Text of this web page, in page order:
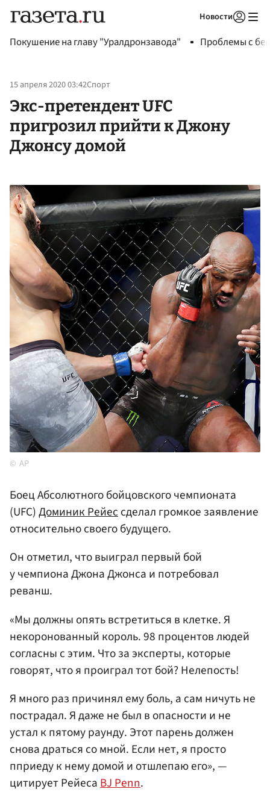
Новости
Покушение на главу "Уралдронзавода" Проблемы с
15 апреля 2020 03:42Спорт
Экс-претендент UFC
пригрозил прийти к Джону
Джонсу домой
AP
Боец Абсолютного бойцовского чемпионата
(UFC)Доминик Рейессделал громкое заявление
относительно своего будущего.
Он отметил, что выиграл первый бой
у чемпиона Джона Джонса и потребовал
реванш.
«Мы должны опять встретиться в клетке. Я
некоронованный король. 98 процентов людей
согласны с этим. Что за эксперты, которые
говорят, что я проиграл тот бой? Нелепость!
Я много раз причинял ему боль, а сам ничуть не
пострадал. Я даже не был в опасности и не
устал к пятому раунду. Этот парень должен
снова драться со мной. Если нет, я просто
пприеду к нему домой и отшлепаю его», —
цитирует РейесаBJ Penn.